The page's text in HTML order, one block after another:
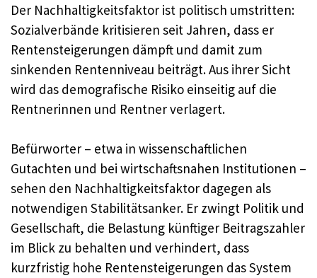
Der Nachhaltigkeitsfaktor ist politisch umstritten:
Sozialverbände kritisieren seit Jahren, dass er
Rentensteigerungen dämpft und damit zum
sinkenden Rentenniveau beiträgt. Aus ihrer Sicht
wird das demografische Risiko einseitig auf die
Rentnerinnen und Rentner verlagert.
Befürworter – etwa in wissenschaftlichen
Gutachten und bei wirtschaftsnahen Institutionen –
sehen den Nachhaltigkeitsfaktor dagegen als
notwendigen Stabilitätsanker. Er zwingt Politik und
Gesellschaft, die Belastung künftiger Beitragszahler
im Blick zu behalten und verhindert, dass
kurzfristig hohe Rentensteigerungen das System